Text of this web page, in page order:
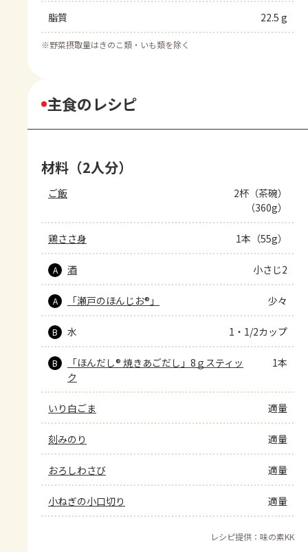
脂質 22.5 g
※野菜摂取量はきのこ類・いも類を除く
主食のレシピ
材料（2人分）
ご飯
2杯（茶碗）
（360g）
鶏ささ身 1本（55g）
A 酒 小さじ2
A 「瀬戸のほんじお®」 少々
B 水 1・1/2カップ
B
「ほんだし® 焼きあごだし」8ｇスティッ
ク
1本
いり白ごま 適量
刻みのり 適量
おろしわさび 適量
小ねぎの小口切り 適量
レシピ提供：味の素KK